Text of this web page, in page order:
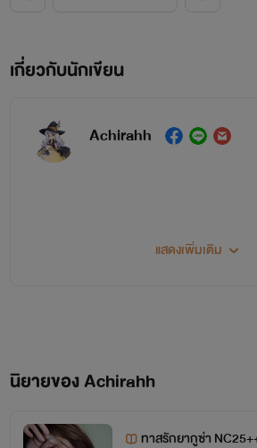
กำลังจะพาคุณไปยิ้ม หัวเราะ เขิน แล
เกี่ยวกับนักเขียน
Achirahh
ไรท์ไม่ใช่นักเขียนมืออาชีพ 🖌ผิ
เนื้อหาส่วนใหญ่เหมาะสำหรับ
แสดงเพิ่มเติม
นิยายของ Achirahh
ทาสรักยากูซ่า